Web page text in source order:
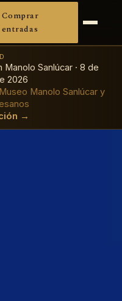
Comprar
entradas
Manolo Sanlúcar · 8 de
2026
Manolo Sanlúcar y
→